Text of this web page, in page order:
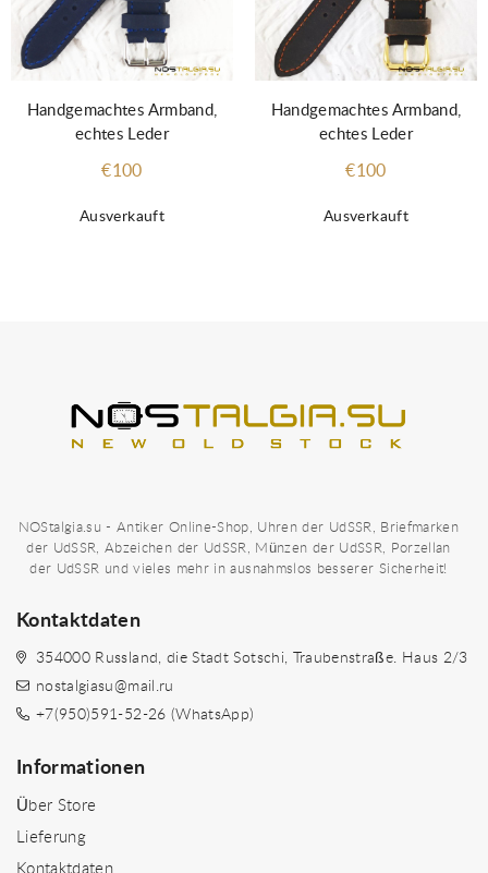
Ausverkauft
Handgemachtes Armband,
echtes Leder
€100
Ausverkauft
Handgemachtes Armband,
echtes Leder
€100
NOStalgia.su - Antiker Online-Shop, Uhren der UdSSR, Briefmarken
der UdSSR, Abzeichen der UdSSR, Münzen der UdSSR, Porzellan
der UdSSR und vieles mehr in ausnahmslos besserer Sicherheit!
Kontaktdaten
354000 Russland, die Stadt Sotschi, Traubenstraße. Haus 2/3
nostalgiasu@mail.ru
+7(950)591-52-26 (WhatsApp)
Informationen
Über Store
Lieferung
Kontaktdaten